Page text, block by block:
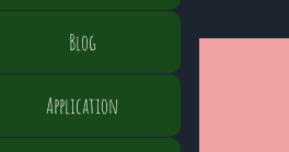
Blog
Application